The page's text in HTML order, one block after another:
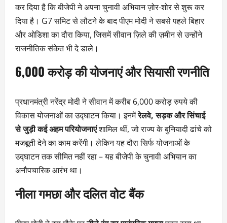
कर दिया है कि बीजेपी ने अपना चुनावी अभियान ज़ोर-शोर से शुरू कर
दिया है। G7 समिट से लौटने के बाद पीएम मोदी ने सबसे पहले बिहार
और ओडिशा का दौरा किया, जिसमें सीवान ज़िले की ज़मीन से उन्होंने
राजनीतिक संकेत भी दे डाले।
6,000 करोड़ की योजनाएं और सियासी रणनीति
प्रधानमंत्री नरेंद्र मोदी ने सीवान में करीब 6,000 करोड़ रुपये की
विकास योजनाओं का उद्घाटन किया। इनमेंरेलवे, सड़क और सिंचाई
से जुड़ी कई अहम परियोजनाएंशामिल थीं, जो राज्य के बुनियादी ढांचे को
मजबूती देने का काम करेंगी। लेकिन यह दौरा सिर्फ योजनाओं के
उद्घाटन तक सीमित नहीं रहा – यह बीजेपी के चुनावी अभियान का
अनौपचारिक आरंभ था।
नीला गमछा और दलित वोट बैंक